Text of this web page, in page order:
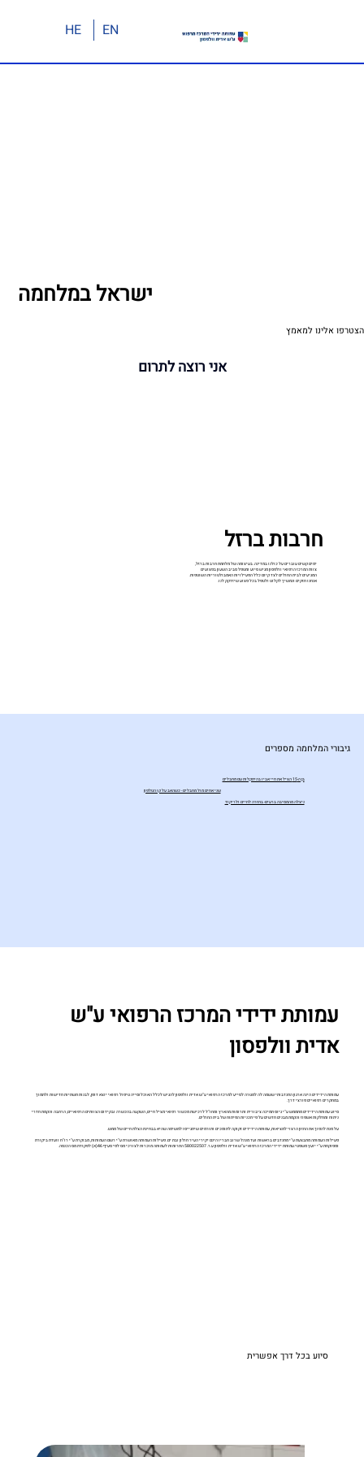
EN
HE
ישראל במלחמה
הצטרפו אלינו למאמץ
אני רוצה לתרום
חרבות ברזל
ימים קשים עוברים על כולנו במדינה. בעיצומה של מלחמת חרבות ברזל,
צוות המרכז הרפואי וולפסון מגיש סיוע ומטפל סביב השעון בפצועים
המגיעים לבית החולים לצד קיום כלל הפעילויות האמבולטוריות השוטפות.
אנחנו חזקים ונמשיך לקלוט ולטפל בכל פצוע שיזדקק לנו.
גיבורי המלחמה מספרים
בן ה-15 הציל את חיי אביו בהיתקלות עם מחבלים
שני אחים מול מחבלים - כשהאב על קו הטלפון
ניצלה מהמסיבה ברעים- בחזרה לחיים ולריקוד
עמותת ידידי המרכז הרפואי ע"ש
אדית וולפסון
עמותת הידידים הינה ארגון התנדבותי ששמה לה למטרה לסייע למרכז הרפואי ע"ש אדית וולפסון להגיש לכלל האוכלוסייה טיפול רפואי יוצא דופן, לבנות תשתיות חדישות ולתמוך
במחקרים רפואיים פורצי דרך.
סיוע עמותת הידידים מתממש ע"י גיוס תמיכה ציבורית ותרומות מהארץ ומחו"ל לרכישת מכשור רפואי מציל חיים, השקעה בהכשרה ובקידום הצוותים הרפואיים, הרחבה והקמת חדרי
ניתוח ומחלקות אשפוז והקמת מבנים חדשים על פי תכניות הפיתוח של בית החולים.
על מנת להפוך את החזון הרצוי למציאות, עמותת הידידים זקוקה לתומכים ותורמים שיתגייסו למשימה שהיא בבחינת הצלת חיים של ממש.
פעילות העמותה מתבצעת ע"י מתנדבים בראשות ועד מנהל שרוב חבריו הינם יקירי העיר חולון ובת ים. פעילות העמותה מאושרת ע"י רשם העמותות, מבוקרת ע"י רו"ח וועדת ביקורת
ומפוקחת ע"י יועץ משפטי.עמותת ידידי המרכז הרפואי ע"ש אדית וולפסון ע.ר. 580022507 התרומות לעמותה מוכרות לצורכי מס לפי סעיף 46(א) לפקודת מס הכנסה.
סיוע בכל דרך אפשרית